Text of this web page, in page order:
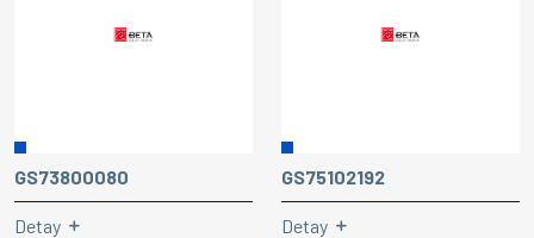
GS73800080
Detay
GS75102192
Detay